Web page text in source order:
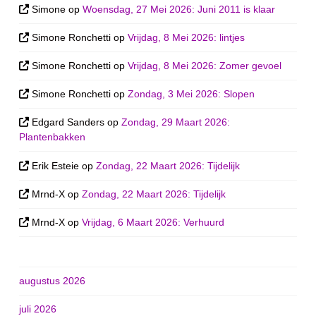
Simone opWoensdag, 27 Mei 2026: Juni 2011 is klaar
Simone Ronchetti opVrijdag, 8 Mei 2026: lintjes
Simone Ronchetti opVrijdag, 8 Mei 2026: Zomer gevoel
Simone Ronchetti opZondag, 3 Mei 2026: Slopen
Edgard Sanders opZondag, 29 Maart 2026:
Plantenbakken
Erik Esteie opZondag, 22 Maart 2026: Tijdelijk
Mrnd-X opZondag, 22 Maart 2026: Tijdelijk
Mrnd-X opVrijdag, 6 Maart 2026: Verhuurd
augustus 2026
juli 2026